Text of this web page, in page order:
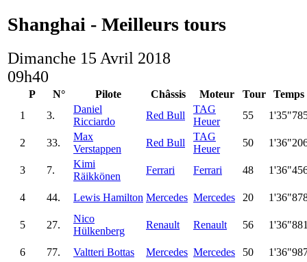
Shanghai - Meilleurs tours
Dimanche 15 Avril 2018
09h40
P N° Pilote Châssis Moteur Tour
Temps
1
3.
Daniel
Ricciardo
Red Bull
TAG
Heuer
55
2 33.
Max
Verstappen
Red Bull
TAG
Heuer
50
3 7.
Kimi
Räikkönen
Ferrari Ferrari 48
4 44. Lewis Hamilton Mercedes Mercedes 20
5 27.
Nico
Hülkenberg
Renault Renault 56
6 77. Valtteri Bottas Mercedes Mercedes 50